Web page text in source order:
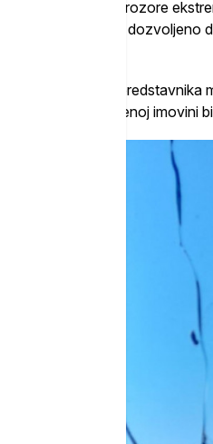
su Gašićevoj na prozore
marketu, nije joj
zahteva od predstavnika
Dragici Gašić i njenoj